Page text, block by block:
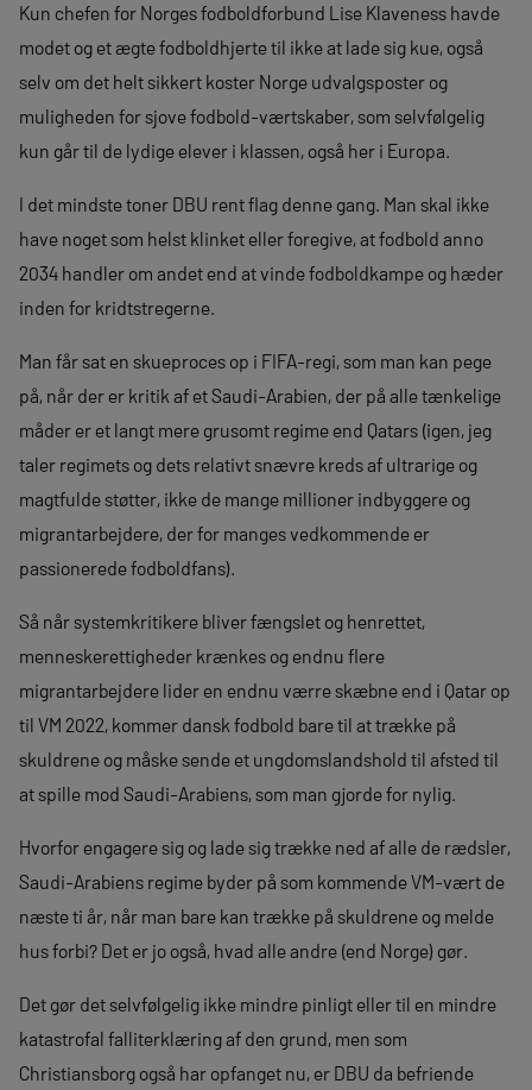
Kun chefen for Norges fodboldforbund Lise Klaveness havde
modet og et ægte fodboldhjerte til ikke at lade sig kue, også
selv om det helt sikkert koster Norge udvalgsposter og
muligheden for sjove fodbold-værtskaber, som selvfølgelig
kun går til de lydige elever i klassen, også her i Europa.
I det mindste toner DBU rent flag denne gang. Man skal ikke
have noget som helst klinket eller foregive, at fodbold anno
2034 handler om andet end at vinde fodboldkampe og hæder
inden for kridtstregerne.
Man får sat en skueproces op i FIFA-regi, som man kan pege
på, når der er kritik af et Saudi-Arabien, der på alle tænkelige
måder er et langt mere grusomt regime end Qatars (igen, jeg
taler regimets og dets relativt snævre kreds af ultrarige og
magtfulde støtter, ikke de mange millioner indbyggere og
migrantarbejdere, der for manges vedkommende er
passionerede fodboldfans).
Så når systemkritikere bliver fængslet og henrettet,
menneskerettigheder krænkes og endnu flere
migrantarbejdere lider en endnu værre skæbne end i Qatar op
til VM 2022, kommer dansk fodbold bare til at trække på
skuldrene og måske sende et ungdomslandshold til afsted til
at spille mod Saudi-Arabiens, som man gjorde for nylig.
Hvorfor engagere sig og lade sig trække ned af alle de rædsler,
Saudi-Arabiens regime byder på som kommende VM-vært de
næste ti år, når man bare kan trække på skuldrene og melde
hus forbi? Det er jo også, hvad alle andre (end Norge) gør.
Det gør det selvfølgelig ikke mindre pinligt eller til en mindre
katastrofal falliterklæring af den grund, men som
Christiansborg også har opfanget nu, er DBU da befriende